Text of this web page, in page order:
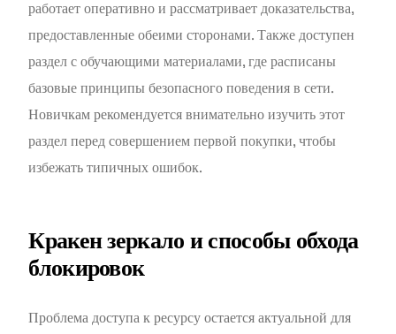
работает оперативно и рассматривает доказательства,
предоставленные обеими сторонами. Также доступен
раздел с обучающими материалами, где расписаны
базовые принципы безопасного поведения в сети.
Новичкам рекомендуется внимательно изучить этот
раздел перед совершением первой покупки, чтобы
избежать типичных ошибок.
Кракен зеркало и способы обхода
блокировок
Проблема доступа к ресурсу остается актуальной для